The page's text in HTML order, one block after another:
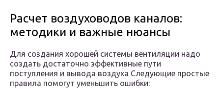
Расчет воздуховодов каналов:
методики и важные нюансы
Для создания хорошей системы вентиляции надо
создать достаточно эффективные пути
поступления и вывода воздуха Следующие простые
правила помогут уменьшить ошибки: